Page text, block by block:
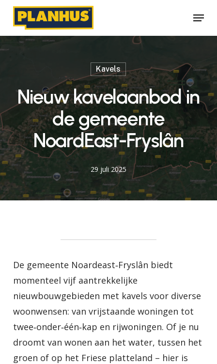
Skip
main
content
Menu
Kavels
Nieuw kavelaanbod in
de gemeente
NoardEast-Fryslân
29 juli 2025
De gemeente Noardeast‑Fryslân biedt
momenteel vijf aantrekkelijke
nieuwbouwgebieden met kavels voor diverse
woonwensen: van vrijstaande woningen tot
twee‑onder‑één‑kap en rijwoningen. Of je nu
droomt van wonen aan het water, tussen het
groen of op het Friese platteland – hier is